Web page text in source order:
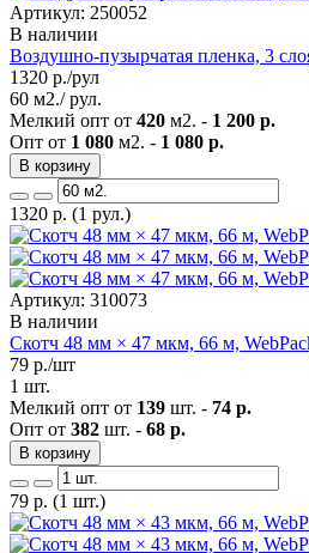
Артикул: 250052
В наличии
Воздушно-пузырчатая пленка, 3
1320 р./рул
60 м2./ рул.
Мелкий опт от 420 м2. - 1 200 р.
Опт от 1 080 м2. - 1 080 р.
В корзину
1320 р. (1 рул.)
Артикул: 310073
В наличии
Скотч 48 мм × 47 мкм, 66 м,
79 р./шт
1 шт.
Мелкий опт от 139 шт. - 74 р.
Опт от 382 шт. - 68 р.
В корзину
79 р. (1 шт.)